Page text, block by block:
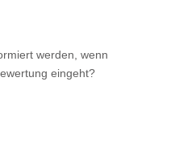
werden, wenn
eingeht?